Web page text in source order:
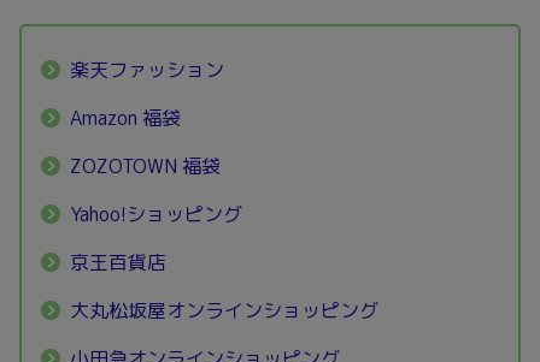
楽天ファッション
Amazon 福袋
ZOZOTOWN 福袋
Yahoo!ショッピング
京王百貨店
大丸松坂屋オンラインショッピング